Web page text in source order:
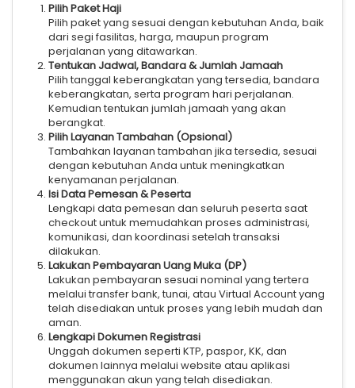
Pilih Paket Haji
Pilih paket yang sesuai dengan kebutuhan Anda, baik
dari segi fasilitas, harga, maupun program
perjalanan yang ditawarkan.
Tentukan Jadwal, Bandara & Jumlah Jamaah
Pilih tanggal keberangkatan yang tersedia, bandara
keberangkatan, serta program hari perjalanan.
Kemudian tentukan jumlah jamaah yang akan
berangkat.
Pilih Layanan Tambahan (Opsional)
Tambahkan layanan tambahan jika tersedia, sesuai
dengan kebutuhan Anda untuk meningkatkan
kenyamanan perjalanan.
Isi Data Pemesan & Peserta
Lengkapi data pemesan dan seluruh peserta saat
checkout untuk memudahkan proses administrasi,
komunikasi, dan koordinasi setelah transaksi
dilakukan.
Lakukan Pembayaran Uang Muka (DP)
Lakukan pembayaran sesuai nominal yang tertera
melalui transfer bank, tunai, atau Virtual Account yang
telah disediakan untuk proses yang lebih mudah dan
aman.
Lengkapi Dokumen Registrasi
Unggah dokumen seperti KTP, paspor, KK, dan
dokumen lainnya melalui website atau aplikasi
menggunakan akun yang telah disediakan.